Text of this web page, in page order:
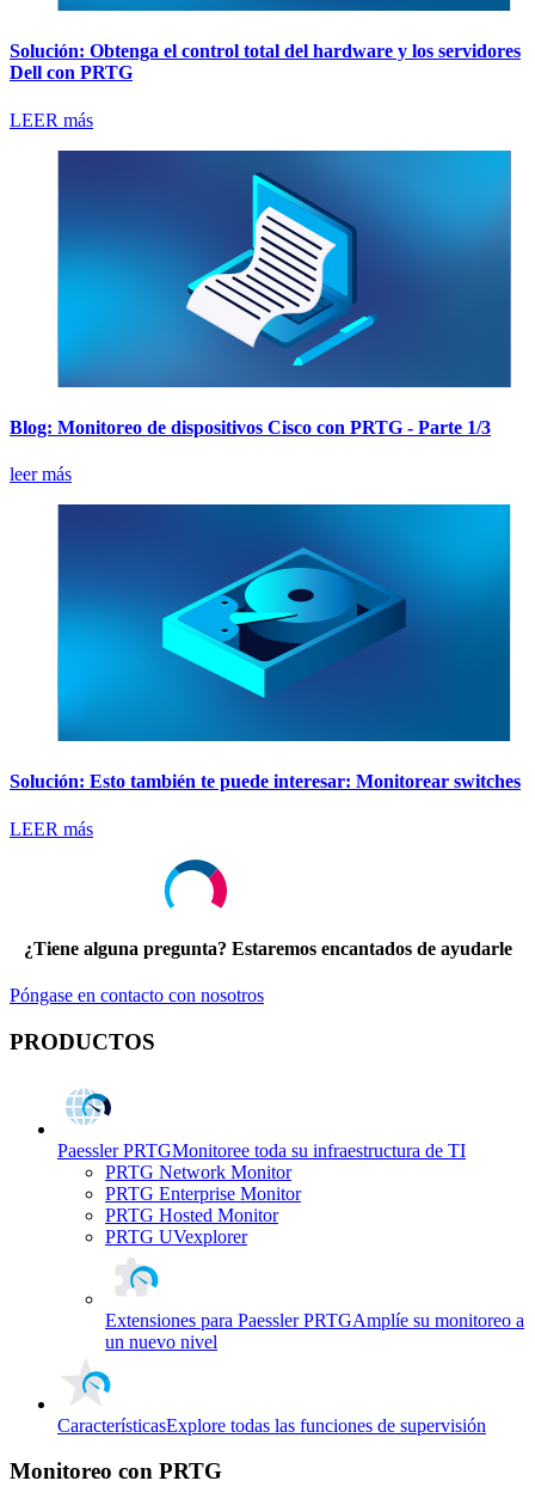
Solución: Obtenga el control total del hardware y los servidores
Dell con PRTG
LEER más
Blog: Monitoreo de dispositivos Cisco con PRTG - Parte 1/3
leer más
Solución: Esto también te puede interesar: Monitorear switches
LEER más
¿Tiene alguna pregunta? Estaremos encantados de ayudarle
Póngase en contacto con nosotros
PRODUCTOS
Paessler PRTGMonitoree toda su infraestructura de TI
PRTG Network Monitor
PRTG Enterprise Monitor
PRTG Hosted Monitor
PRTG UVexplorer
Extensiones para Paessler PRTGAmplíe su monitoreo a
un nuevo nivel
CaracterísticasExplore todas las funciones de supervisión
Monitoreo con PRTG